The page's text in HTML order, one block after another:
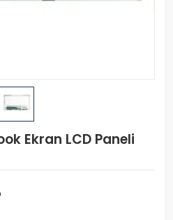
Ekran LCD Paneli